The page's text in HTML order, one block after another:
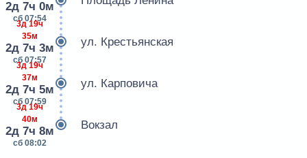
2д 7ч 0м
сб 07:54
3д 19ч
35м
2д 7ч 3м
сб 07:57
ул. Крестьянская
3д 19ч
37м
2д 7ч 5м
сб 07:59
ул. Карповича
3д 19ч
40м
2д 7ч 8м
сб 08:02
Вокзал